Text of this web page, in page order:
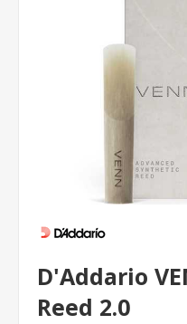
D'Addario
Reed 2.0